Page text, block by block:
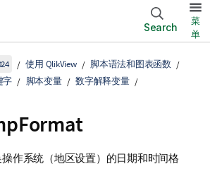
Search
菜
单
使用 QlikView
脚本语法和图表函数
字
脚本变量 数字解释变量
作系统（地区设置）的日期和时间格